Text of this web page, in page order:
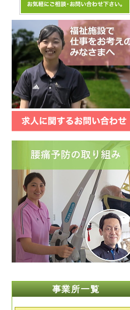
事業所一覧